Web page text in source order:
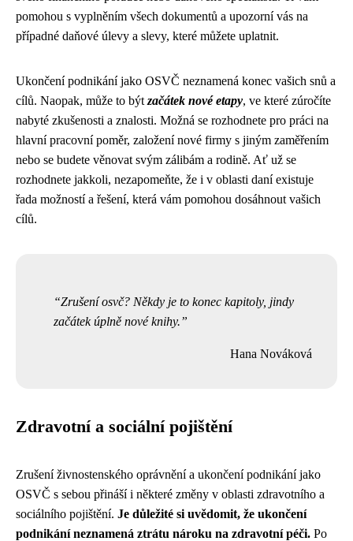
pomohou s vyplněním všech dokumentů a upozorní vás na
případné daňové úlevy a slevy, které můžete uplatnit.
Ukončení podnikání jako OSVČ neznamená konec vašich snů a
cílů. Naopak, může to být začátek nové etapy, ve které zúročíte
nabyté zkušenosti a znalosti. Možná se rozhodnete pro práci na
hlavní pracovní poměr, založení nové firmy s jiným zaměřením
nebo se budete věnovat svým zálibám a rodině. Ať už se
rozhodnete jakkoli, nezapomeňte, že i v oblasti daní existuje
řada možností a řešení, která vám pomohou dosáhnout vašich
cílů.
Zrušení osvč? Někdy je to konec kapitoly, jindy
začátek úplně nové knihy.
Hana Nováková
Zdravotní a sociální pojištění
Zrušení živnostenského oprávnění a ukončení podnikání jako
OSVČ s sebou přináší i některé změny v oblasti zdravotního a
sociálního pojištění. Je důležité si uvědomit, že ukončení
podnikání neznamená ztrátu nároku na zdravotní péči. Po